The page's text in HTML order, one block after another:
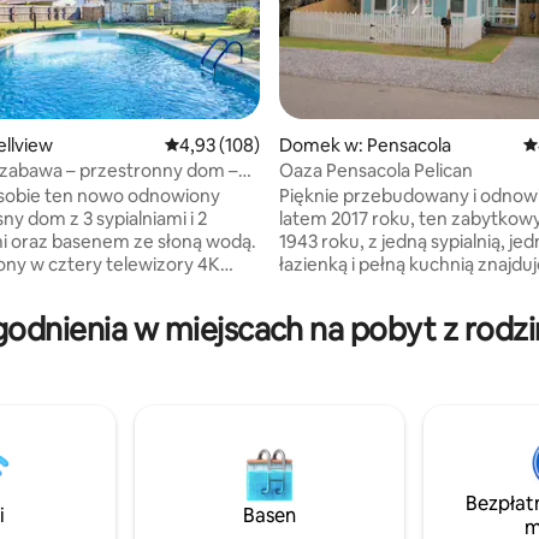
liczba recenzji: 187
Średnia ocena: 4,93 na 5, liczba recenzji: 108
4,93 (108)
– przestronny dom –
– pokój gier i basen
ten nowo odnowiony
dom z 3 sypialniami i 2
oraz basenem ze słoną wodą.
w cztery telewizory 4K
i K-cups. Telewizor w
jest idealna
lub małych grup szukających
domu, czy po prostu
wakacyjnymi miejscami, z
Pensacola i Floryda.
Beach i Perdido Key to 17 mil i
Domek w: Pensacola
Oaza Pensacola Pelican
Pięknie przebudowany i
latem 2017 roku, ten
1943 roku, z jedną sypialnią,
łazienką i pełną kuchnią
dom o powierzchni 570 stóp
kwadratowych znajduje się w
bezpiecznej, rodzinnej, cichej
dogodnie usytuowany
minut od autostrady
lotniska Pensacola, centrum
pięknych, cukrowo-białych
w miejscach na pobyt z
Basen